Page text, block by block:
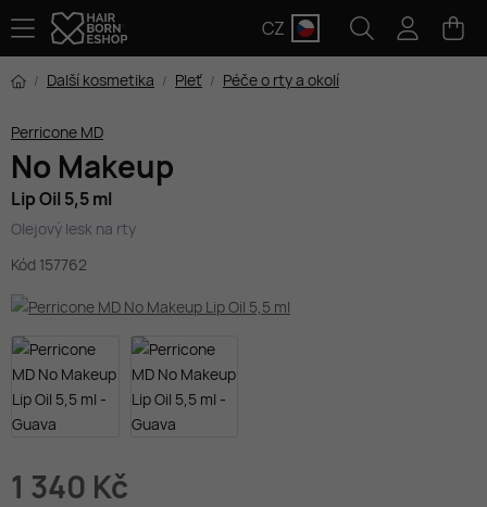
CZ
Další kosmetika Pleť Péče o rty a okolí
Perricone MD
No Makeup
Lip Oil 5,5 ml
Olejový lesk na rty
Kód 157762
1 340 Kč